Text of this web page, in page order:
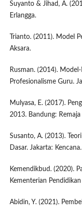
Suyanto & Jihad, A.
Erlangga.
Trianto. (2011). Model
Aksara.
Rusman. (2014).
Profesionalisme Guru.
Mulyasa, E. (2017).
2013. Bandung: Remaja
Susanto, A. (2013).
Dasar. Jakarta: Kencana.
Kemendikbud. (2020).
Kementerian
Abidin, Y. (2021).